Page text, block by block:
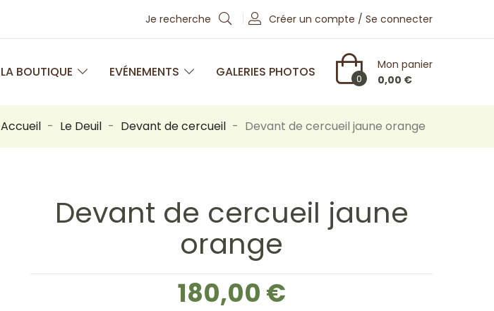
Je recherche Créer un compte / Se connecter
LA BOUTIQUE EVÉNEMENTS GALERIES PHOTOS 0
Mon panier
0,00 €
Accueil Le Deuil Devant de cercueil Devant de cercueil jaune orange
Devant de cercueil jaune
orange
180,00 €